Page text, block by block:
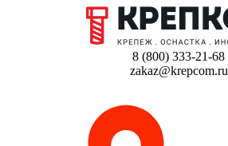
8 (800) 333-21-68
zakaz@krepcom.ru